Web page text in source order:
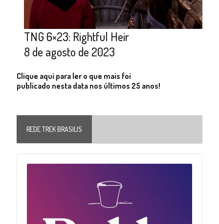
TNG 6×23: Rightful Heir
8 de agosto de 2023
Clique aqui para ler o que mais foi
publicado nesta data nos últimos 25 anos!
REDE TREK BRASILIS
Audio
Player